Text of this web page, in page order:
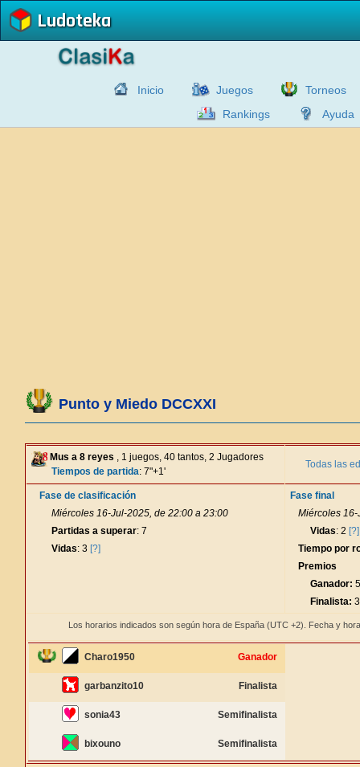
Ludoteka
Inicio Juegos
Torneos
Rankings
Ayuda
Punto y Miedo DCCXXI
Mus a 8 reyes , 1 juegos, 40 tantos, 2 Jugadores
Tiempos de partida: 7"+1'
Todas las
Fase de clasificación
Miércoles 16-Jul-2025, de 22:00 a 23:00
Partidas a superar: 7
Vidas: 3 [?]
Fase final
Miércoles
Vidas: 2 [?]
Tiempo por
Premios
Ganador:
Finalista:
Los horarios indicados son según hora de España (UTC +2). Fecha y
Charo1950 Ganador
garbanzito10 Finalista
sonia43 Semifinalista
bixouno Semifinalista